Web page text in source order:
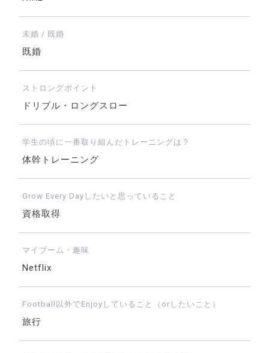
未婚 / 既婚
既婚
ストロングポイント
ドリブル・ロングスロー
学生の頃に一番取り組んだトレーニングは？
体幹トレーニング
Grow Every Dayしたいと思っていること
資格取得
マイブーム・趣味
Netflix
Football以外でEnjoyしていること（orしたいこと）
旅行